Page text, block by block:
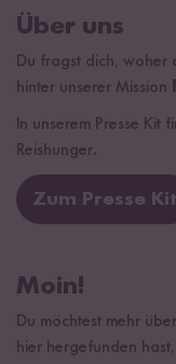
Über uns
Du fragst dich, woher
hinter unserer Mission
In unserem Presse
Reishunger.
Zum Presse Kit
Moin!
Du möchtest mehr
hier hergefunden